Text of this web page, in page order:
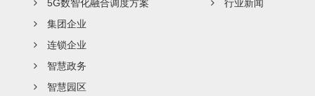
5G数智化融合调度方案
集团企业
连锁企业
智慧政务
智慧园区
行业新闻